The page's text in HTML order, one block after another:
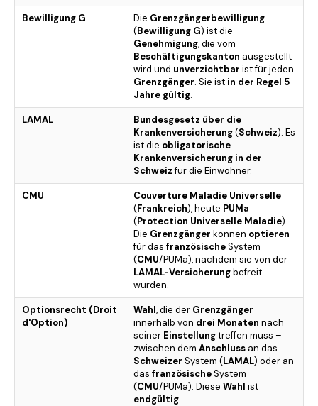
Bewilligung G Die Grenzgängerbewilligung
(Bewilligung G) ist die
Genehmigung, die vom
Beschäftigungskanton ausgestellt
wird und unverzichtbar ist für jeden
Grenzgänger. Sie ist in der Regel 5
Jahre gültig.
LAMAL
Bundesgesetz über die
Krankenversicherung(Schweiz). Es
ist die obligatorische
Krankenversicherung in der
Schweizfür die Einwohner.
CMU
Couverture Maladie Universelle
(Frankreich), heute PUMa
(Protection Universelle Maladie).
Die Grenzgänger können optieren
für das französischeSystem
(CMU/PUMa), nachdem sie von der
LAMAL-Versicherungbefreit
wurden.
Optionsrecht (Droit
d'Option)
Wahl, die der Grenzgänger
innerhalb von drei Monaten nach
seiner Einstellungtreffen muss –
zwischen dem Anschluss an das
Schweizer System (LAMAL) oder an
das französischeSystem
(CMU/PUMa). Diese Wahl ist
endgültig.